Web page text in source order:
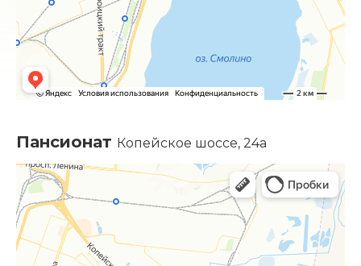
Пансионат Копейское шоссе, 24а